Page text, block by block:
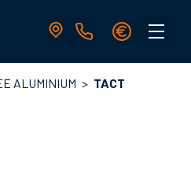
ALUMINIUM TACT